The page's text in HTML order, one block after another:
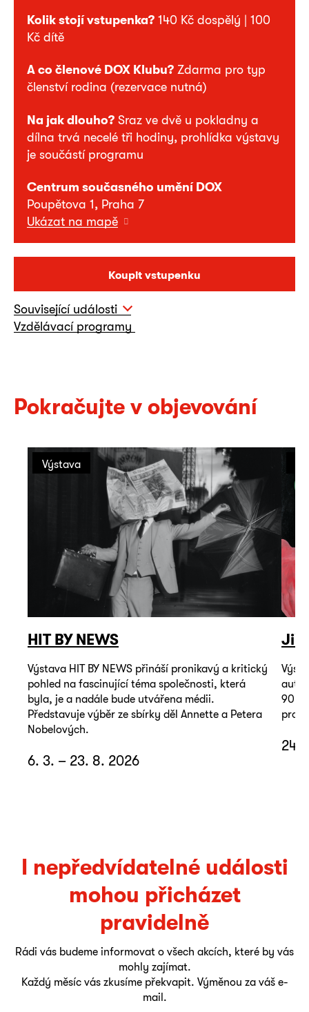
Kolik stojí vstupenka? 140 Kč dospělý | 100
Kč dítě
A co členové DOX Klubu? Zdarma pro typ
členství rodina (rezervace nutná)
Na jak dlouho? Sraz ve dvě u pokladny a
dílna trvá necelé tři hodiny, prohlídka výstavy
je součástí programu
Centrum současného umění DOX
Poupětova 1, Praha 7
Ukázat na mapě
Koupit vstupenku
Související události
Vzdělávací programy
Pokračujte v objevování
Výstava
HIT BY NEWS
Výstava HIT BY NEWS přináší pronikavý a kritický
pohled na fascinující téma společnosti, která
byla, je a nadále bude utvářena médii.
Představuje výběr ze sbírky děl Annette a Petera
Nobelových.
6. 3. – 23. 8. 2026
Jiří
90.
24.
I nepředvídatelné události
mohou přicházet
pravidelně
Rádi vás budeme informovat o všech akcích, které by vás
mohly zajímat.
Každý měsíc vás zkusíme překvapit. Výměnou za váš e-
mail.